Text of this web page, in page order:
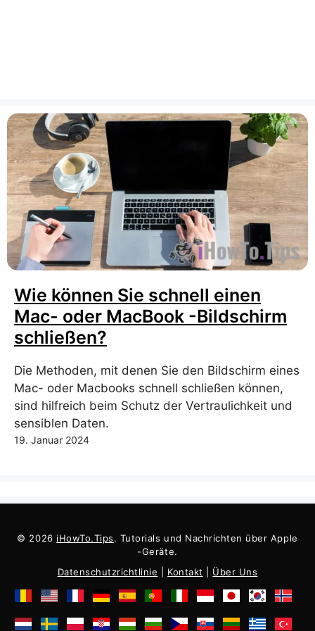
Wie können Sie schnell einen
Mac- oder MacBook -Bildschirm
schließen?
Die Methoden, mit denen Sie den Bildschirm eines
Mac- oder Macbooks schnell schließen können,
sind hilfreich beim Schutz der Vertraulichkeit und
sensiblen Daten.
19. Januar 2024
© 2026 iHowTo.Tips. Tutorials und Nachrichten über Apple
-Geräte.
Datenschutzrichtlinie
Kontakt Über Uns